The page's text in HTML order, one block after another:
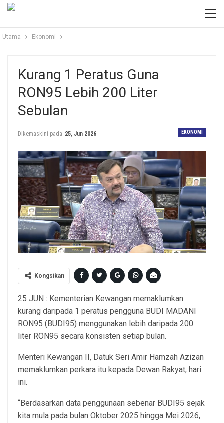
Utama Ekonomi
Kurang 1 Peratus Guna
RON95 Lebih 200 Liter
Sebulan
EKONOMI
Dikemaskini pada 25, Jun 2026
Kongsikan
25 JUN : Kementerian Kewangan memaklumkan
kurang daripada 1 peratus pengguna BUDI MADANI
RON95 (BUDI95) menggunakan lebih daripada 200
liter RON95 secara konsisten setiap bulan.
Menteri Kewangan II, Datuk Seri Amir Hamzah Azizan
memaklumkan perkara itu kepada Dewan Rakyat, hari
ini.
“Berdasarkan data penggunaan sebenar BUDI95 sejak
kita mula pada bulan Oktober 2025 hingga Mei 2026,